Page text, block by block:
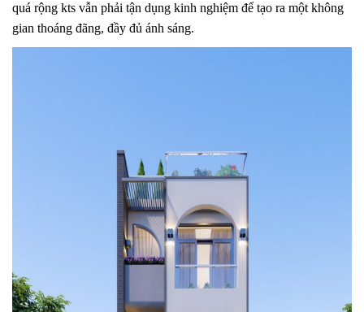
quá rộng kts vẫn phải tận dụng kinh nghiệm để tạo ra một không
gian thoáng đãng, đầy đủ ánh sáng.